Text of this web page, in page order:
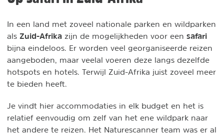
In een land met zoveel nationale parken en wildparken
als Zuid-Afrika zijn de mogelijkheden voor een safari
bijna eindeloos. Er worden veel georganiseerde reizen
aangeboden, maar veelal voeren deze langs dezelfde
hotspots en hotels. Terwijl Zuid-Afrika juist zoveel meer
te bieden heeft.
Je vindt hier accommodaties in elk budget en het is
relatief eenvoudig om zelf van het ene wildpark naar
het andere te reizen. Het Naturescanner team was er al